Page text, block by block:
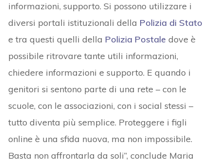
informazioni, supporto. Si possono utilizzare i
diversi portali istituzionali della Polizia di Stato
e tra questi quelli della Polizia Postale dove è
possibile ritrovare tante utili informazioni,
chiedere informazioni e supporto. E quando i
genitori si sentono parte di una rete – con le
scuole, con le associazioni, con i social stessi –
tutto diventa più semplice. Proteggere i figli
online è una sfida nuova, ma non impossibile.
Basta non affrontarla da soli”, conclude Maria